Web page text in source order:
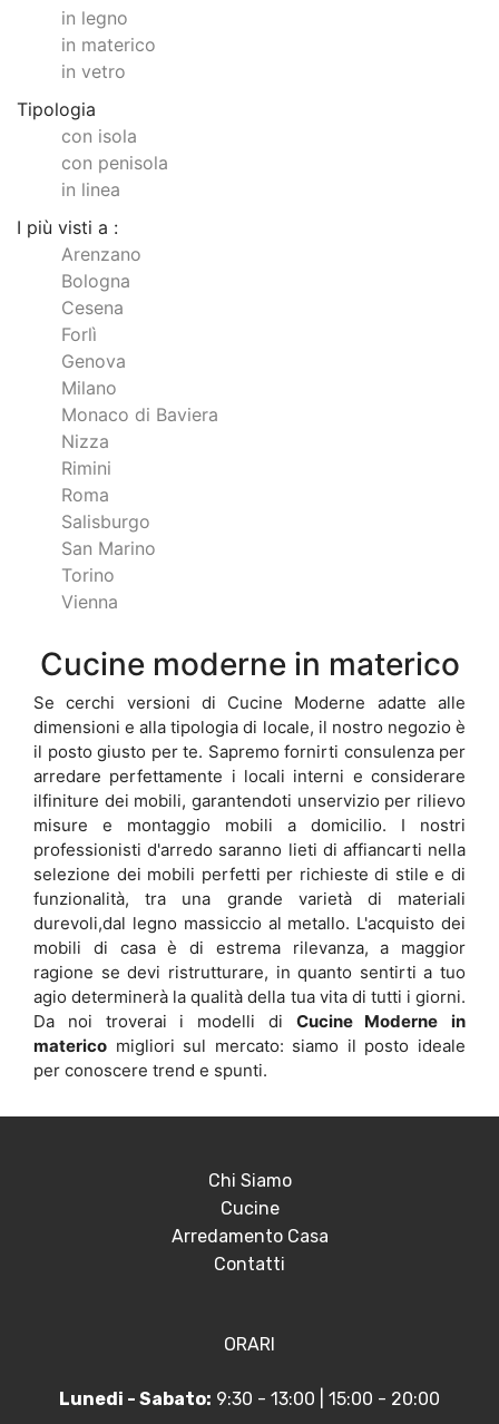
in legno
in materico
in vetro
Tipologia
con isola
con penisola
in linea
I più visti a :
Arenzano
Bologna
Cesena
Forlì
Genova
Milano
Monaco di Baviera
Nizza
Rimini
Roma
Salisburgo
San Marino
Torino
Vienna
Cucine moderne in materico
Se cerchi versioni di Cucine Moderne adatte alle
dimensioni e alla tipologia di locale, il nostro negozio è
il posto giusto per te. Sapremo fornirti consulenza per
arredare perfettamente i locali interni e considerare
ilfiniture dei mobili, garantendoti unservizio per rilievo
misure e montaggio mobili a domicilio. I nostri
professionisti d'arredo saranno lieti di affiancarti nella
selezione dei mobili perfetti per richieste di stile e di
funzionalità, tra una grande varietà di materiali
durevoli,dal legno massiccio al metallo. L'acquisto dei
mobili di casa è di estrema rilevanza, a maggior
ragione se devi ristrutturare, in quanto sentirti a tuo
agio determinerà la qualità della tua vita di tutti i giorni.
Da noi troverai i modelli di Cucine Moderne
in
materico migliori sul mercato: siamo il posto ideale
per conoscere trend e spunti.
Chi Siamo
Cucine
Arredamento Casa
Contatti
ORARI
Lunedi - Sabato: 9:30 - 13:00 | 15:00 - 20:00